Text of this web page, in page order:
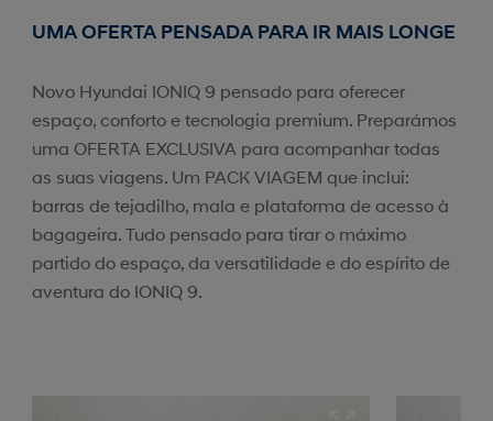
UMA OFERTA PENSADA PARA IR MAIS LONGE
Novo Hyundai IONIQ 9 pensado para oferecer
espaço, conforto e tecnologia premium. Preparámos
uma OFERTA EXCLUSIVA para acompanhar todas
as suas viagens. Um PACK VIAGEM que inclui:
barras de tejadilho, mala e plataforma de acesso à
bagageira. Tudo pensado para tirar o máximo
partido do espaço, da versatilidade e do espírito de
aventura do IONIQ 9.